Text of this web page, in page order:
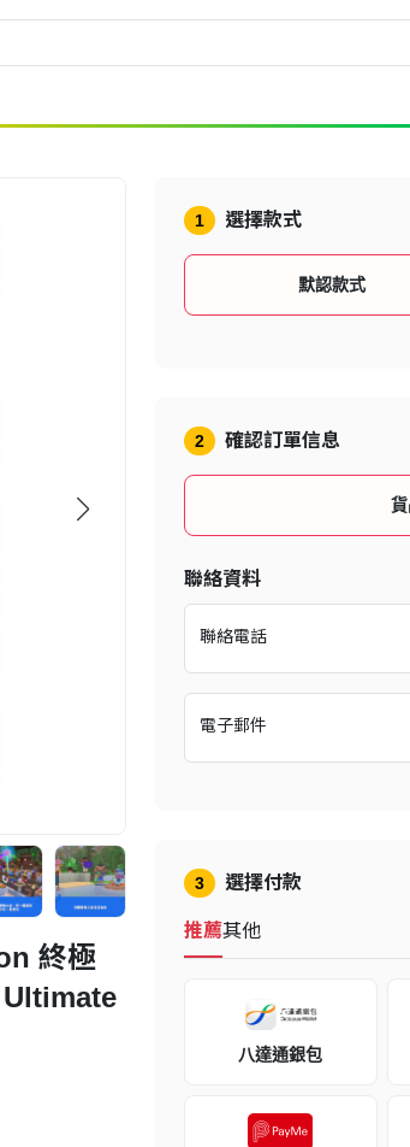
終極
1 選擇款式
默認款式
2 確認訂單信息
聯絡資料
聯絡電話
電子郵件
3 選擇付款
推薦其他
八達通銀包